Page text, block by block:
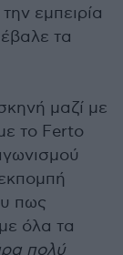
εμπειρία
έβαλε τα
μαζί με
το Ferto
πως
όλα τα
πολύ